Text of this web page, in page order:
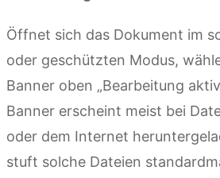
Öffnet sich das Dokument im
oder geschützten Modus,
Banner oben „Bearbeitung
Banner erscheint meist bei
oder dem Internet
stuft solche Dateien